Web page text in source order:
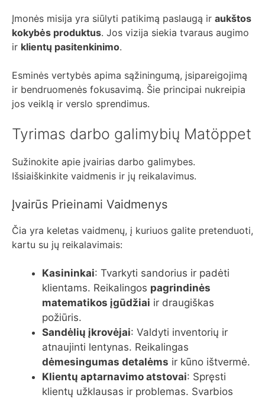
Įmonės misija yra siūlyti patikimą paslaugą ir aukštos
kokybės produktus. Jos vizija siekia tvaraus augimo
ir klientų pasitenkinimo.
Esminės vertybės apima sąžiningumą, įsipareigojimą
ir bendruomenės fokusavimą. Šie principai nukreipia
jos veiklą ir verslo sprendimus.
Tyrimas darbo galimybių Matöppet
Sužinokite apie įvairias darbo galimybes.
Išsiaiškinkite vaidmenis ir jų reikalavimus.
Įvairūs Prieinami Vaidmenys
Čia yra keletas vaidmenų, į kuriuos galite pretenduoti,
kartu su jų reikalavimais:
Kasininkai: Tvarkyti sandorius ir padėti
klientams. Reikalingos pagrindinės
matematikos įgūdžiai ir draugiškas
požiūris.
Sandėlių įkrovėjai: Valdyti inventorių ir
atnaujinti lentynas. Reikalingas
dėmesingumas detalėms ir kūno ištvermė.
Klientų aptarnavimo atstovai: Spręsti
klientų užklausas ir problemas. Svarbios